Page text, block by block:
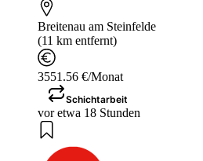
Breitenau am Steinfelde
(11 km entfernt)
3551.56 €/Monat
Schichtarbeit
vor etwa 18 Stunden